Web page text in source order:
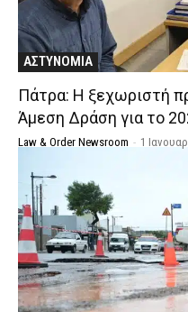
ΑΣΤΥΝΟΜΙΑ
Πάτρα: Η ξεχωριστή
Άμεση Δράση για το
Law & Order Newsroom - 1